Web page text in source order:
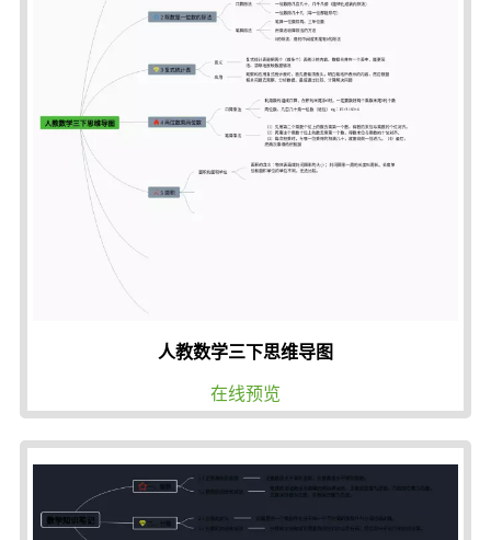
人教数学三下思维导图
在线预览